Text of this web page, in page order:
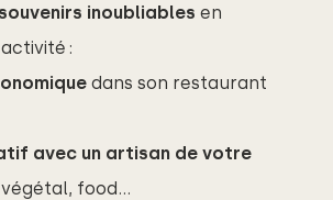
souvenirs inoubliables en
:
dans son restaurant
avec un artisan de votre
food…